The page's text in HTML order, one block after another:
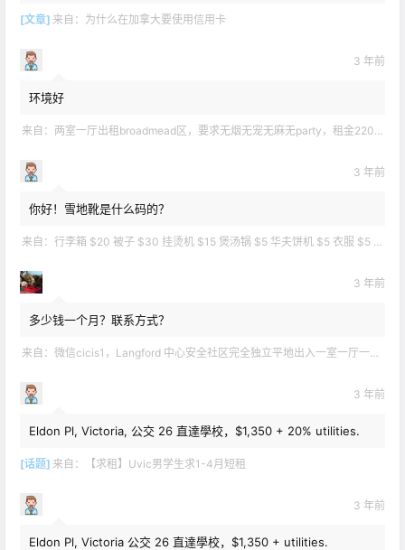
[文章] 来自： 为什么在加拿大要使用信用卡
3 年前
环境好
来自： 两室一厅出租broadmead区，要求无烟无宠无麻无party，租金2200不包水电有意短信联系2508858496
3 年前
你好！雪地靴是什么码的？
来自： 行李箱 $20 被子 $30 挂烫机 $15 煲汤锅 $5 华夫饼机 $5 衣服 $5 雪地靴 $10 滑雪手套 $10 宜家衣物收纳 .
3 年前
多少钱一个月？联系方式？
来自： 微信cicis1，Langford 中心安全社区完全独立平地出入一室一厅一书房步行5分钟到公车站和商业圈 有后花园和.
3 年前
Eldon Pl, Victoria, 公交 26 直達學校，$1,350 + 20% utilities.
[话题] 来自： 【求租】Uvic男学生求1-4月短租
3 年前
Eldon Pl, Victoria 公交 26 直達學校，$1,350 + utilities.